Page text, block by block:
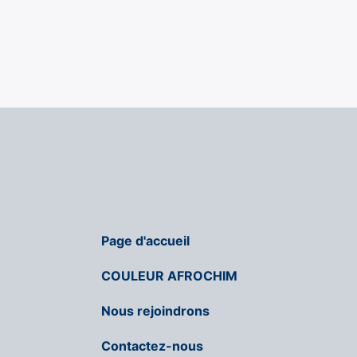
Page d'accueil
COULEUR AFROCHIM
Nous rejoindrons
Contactez-nous